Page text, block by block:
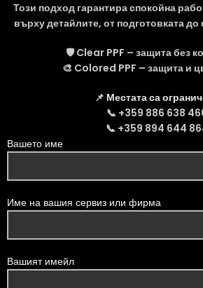
Този подход гарантира спокойна
върху детайлите, от подготовката
🛡️ Clear PPF – защита без
🎨 Colored PPF – защита и
📌 Местата са
📞 +359 886 638
📞 +359 894 644
Вашето име
Име на вашия сервиз или фирма
Вашият имейл